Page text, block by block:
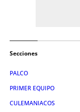
Secciones
PALCO
PRIMER EQUIPO
CULEMANIACOS